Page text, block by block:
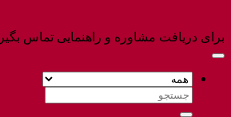
برای دریافت مشاوره و راهنمایی تماس
جستجو